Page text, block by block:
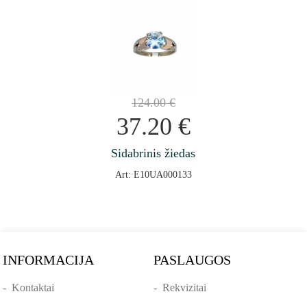
124.00€
37.20 €
Sidabrinis žiedas
Art: E10UA000133
INFORMACIJA
-Kontaktai
PASLAUGOS
- Rekvizitai